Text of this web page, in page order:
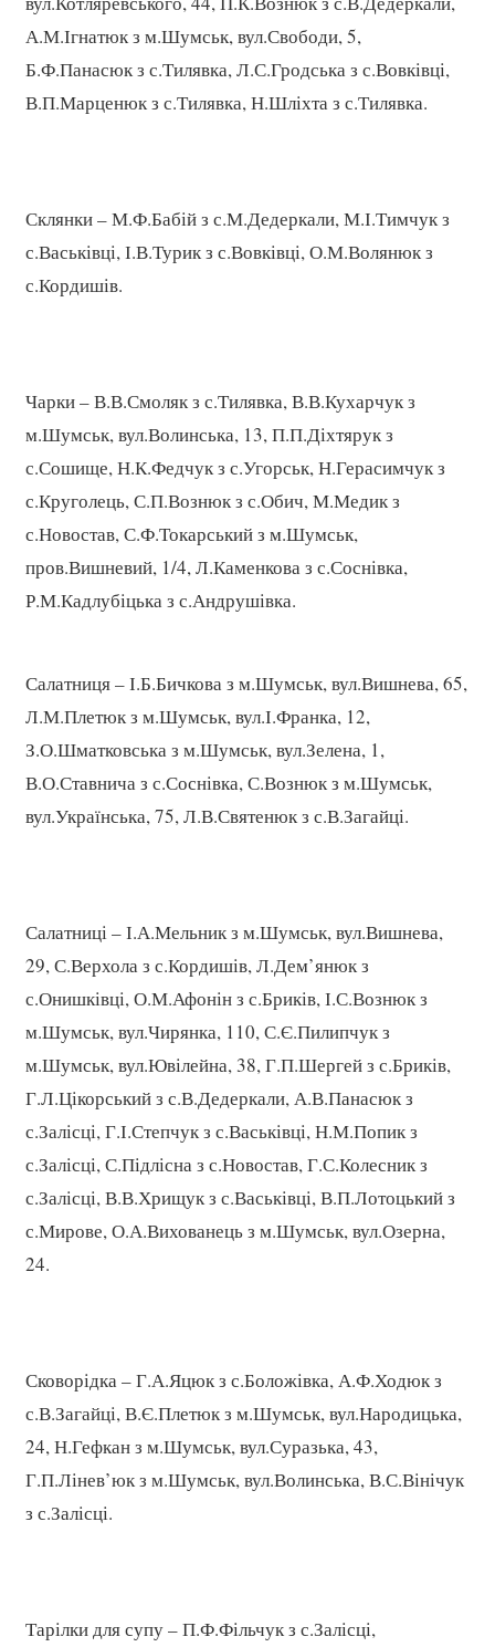
А.М.Ігнатюк з м.Шумськ, вул.Свободи, 5,
Б.Ф.Панасюк з с.Тилявка, Л.С.Гродська з с.Вовківці,
В.П.Марценюк з с.Тилявка, Н.Шліхта з с.Тилявка.
Склянки – М.Ф.Бабій з с.М.Дедеркали, М.І.Тимчук з
с.Васьківці, І.В.Турик з с.Вовківці, О.М.Волянюк з
с.Кордишів.
Чарки – В.В.Смоляк з с.Тилявка, В.В.Кухарчук з
м.Шумськ, вул.Волинська, 13, П.П.Діхтярук з
с.Сошище, Н.К.Федчук з с.Угорськ, Н.Герасимчук з
с.Круголець, С.П.Вознюк з с.Обич, М.Медик з
с.Новостав, С.Ф.Токарський з м.Шумськ,
пров.Вишневий, 1/4, Л.Каменкова з с.Соснівка,
Р.М.Кадлубіцька з с.Андрушівка.
Салатниця – І.Б.Бичкова з м.Шумськ, вул.Вишнева, 65,
Л.М.Плетюк з м.Шумськ, вул.І.Франка, 12,
З.О.Шматковська з м.Шумськ, вул.Зелена, 1,
В.О.Ставнича з с.Соснівка, С.Вознюк з м.Шумськ,
вул.Українська, 75, Л.В.Святенюк з с.В.Загайці.
Салатниці – І.А.Мельник з м.Шумськ, вул.Вишнева,
29, С.Верхола з с.Кордишів, Л.Дем’янюк з
с.Онишківці, О.М.Афонін з с.Бриків, І.С.Вознюк з
м.Шумськ, вул.Чирянка, 110, С.Є.Пилипчук з
м.Шумськ, вул.Ювілейна, 38, Г.П.Шергей з с.Бриків,
Г.Л.Цікорський з с.В.Дедеркали, А.В.Панасюк з
с.Залісці, Г.І.Степчук з с.Васьківці, Н.М.Попик з
с.Залісці, С.Підлісна з с.Новостав, Г.С.Колесник з
с.Залісці, В.В.Хрищук з с.Васьківці, В.П.Лотоцький з
с.Мирове, О.А.Вихованець з м.Шумськ, вул.Озерна,
24.
Сковорідка – Г.А.Яцюк з с.Боложівка, А.Ф.Ходюк з
с.В.Загайці, В.Є.Плетюк з м.Шумськ, вул.Народицька,
24, Н.Гефкан з м.Шумськ, вул.Суразька, 43,
Г.П.Лінев’юк з м.Шумськ, вул.Волинська, В.С.Вінічук
з с.Залісці.
Тарілки для супу – П.Ф.Фільчук з с.Залісці,